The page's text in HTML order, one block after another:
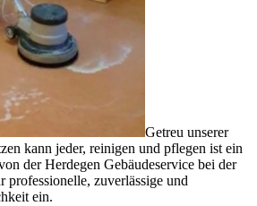
Getreu unserer
kann jeder, reinigen und pflegen ist ein
der Herdegen Gebäudeservice bei der
zuverlässige und
ein.